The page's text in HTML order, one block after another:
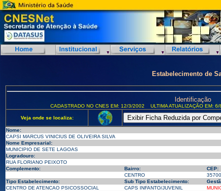
Estabelecimento de
Identificação
CADASTRADO NO CNES EM: 12/3/2002 ULTIMA ATUALIZAÇÃO EM:
Veja onde se localiza:
Nome:
CAPSI MARCUS VINICIUS DE OLIVEIRA SILVA
Nome Empresarial:
MUNICIPIO DE SETE LAGOAS
Logradouro:
RUA FLORIANO PEIXOTO
Complemento:
Bairro:
CEP:
CENTRO
Tipo Estabelecimento:
Sub Tipo Estabelecimento:
CENTRO DE ATENCAO PSICOSSOCIAL
CAPS INFANTO/JUVENIL